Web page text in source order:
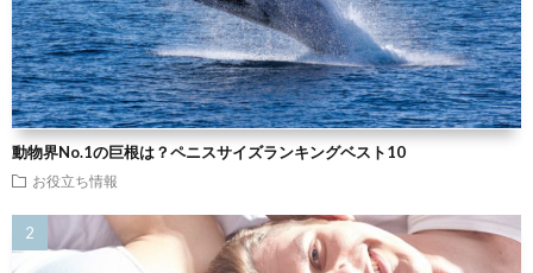
動物界No.1の巨根は？ペニスサイズランキングベスト10
お役立ち情報